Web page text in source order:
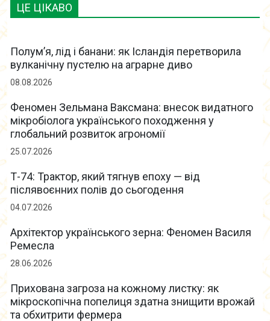
ЦЕ ЦІКАВО
Полум’я, лід і банани: як Ісландія перетворила
вулканічну пустелю на аграрне диво
08.08.2026
Феномен Зельмана Ваксмана: внесок видатного
мікробіолога українського походження у
глобальний розвиток агрономії
25.07.2026
Т-74: Трактор, який тягнув епоху — від
післявоєнних полів до сьогодення
04.07.2026
Архітектор українського зерна: Феномен Василя
Ремесла
28.06.2026
Прихована загроза на кожному листку: як
мікроскопічна попелиця здатна знищити врожай
та обхитрити фермера